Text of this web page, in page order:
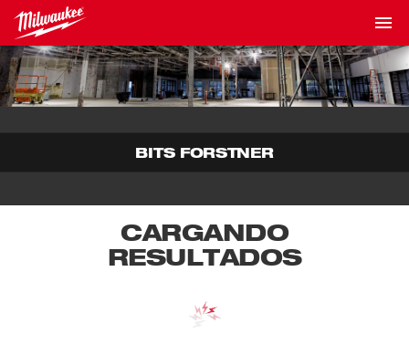
BITS FORSTNER
CARGANDO
RESULTADOS